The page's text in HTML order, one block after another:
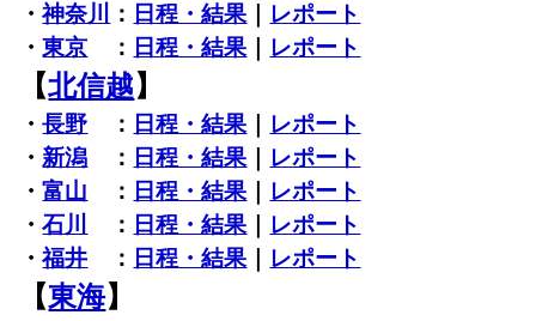
・神奈川 ： 日程・結果｜ レポート
・東京 ： 日程・結果｜ レポート
【北信越】
・長野 ： 日程・結果｜ レポート
・新潟 ： 日程・結果｜ レポート
・富山 ： 日程・結果｜ レポート
・石川 ： 日程・結果｜ レポート
・福井 ： 日程・結果｜ レポート
【東海】